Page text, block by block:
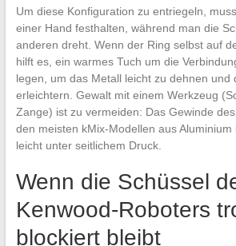
Um diese Konfiguration zu entriegeln,
einer Hand festhalten, während man die
anderen dreht. Wenn der Ring selbst auf
hilft es, ein warmes Tuch um die
legen, um das Metall leicht zu dehnen und
erleichtern. Gewalt mit einem Werkzeug
Zange) ist zu vermeiden: Das Gewinde
den meisten kMix-Modellen aus
leicht unter seitlichem Druck.
Wenn die Schüssel
Kenwood-Roboters
blockiert bleibt